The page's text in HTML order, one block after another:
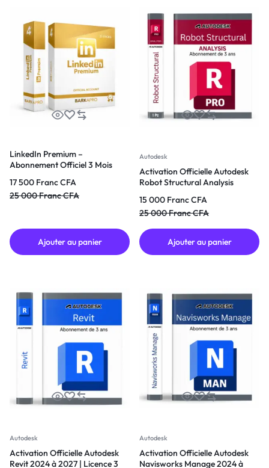
LinkedIn Premium –
Abonnement Officiel 3 Mois
25 000Franc CFA
17 500 Franc CFA
Ajouter au panier
Autodesk
Activation Officielle Autodesk
Robot Structural Analysis
Licence 3 Ans
25 000Franc CFA
15 000 Franc CFA
Ajouter au panier
Autodesk
Activation Officielle Autodesk
Revit 2024 à 2027 | Licence 3
Autodesk
Activation Officielle Autodesk
Navisworks Manage 2024 à